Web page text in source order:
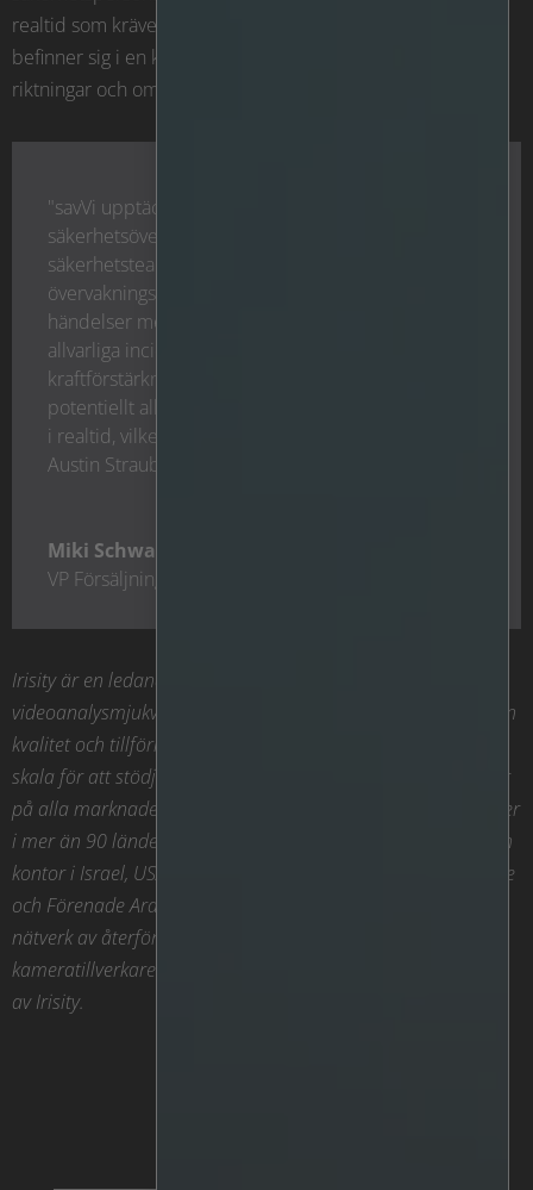
realtid som kräver hantering. Till exempel personer som
befinner sig i en körfil för fordon eller rör sig i begränsade
riktningar och områden inom flygplatsen.
"savVi upptäcker automatiskt
säkerhetsöverträdelser på GRB, vilket gör att
säkerhetsteamet kan utnyttja sin
övervakningsinfrastruktur och hantera sådana
händelser medan de pågår, innan de utvecklas till
allvarliga incidenter. savVi tillför den viktiga
kraftförstärkning som krävs för att upptäcka
potentiellt allvarliga situationer och reagera effektivt
i realtid, vilket tydligt demonstreras på Green Bay
Austin Straubel International Airport."
Miki Schwartzberg
VP Försäljning Amerika
Irisity är en ledande leverantör av AI-driven
videoanalysmjukvara som har fått globalt erkännande för sin
kvalitet och tillförlitlighet, enkla distribution och förmåga att
skala för att stödja övervakningsverksamhet av alla storlekar
på alla marknader. Företaget betjänar för närvarande kunder
i mer än 90 länder, med huvudkontor i Göteborg, Sverige och
kontor i Israel, USA, Colombia, Brasilien, Argentina, Singapore
och Förenade Arabemiraten. Irisity verkar genom ett globalt
nätverk av återförsäljare, partners, säkerhetsföretag och
kameratillverkare. Sedan 13 oktober 2021 är Agent Vi en del
av Irisity.